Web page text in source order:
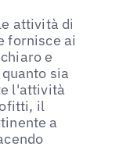
attività di
fornisce ai
e
sia
l'attività
il
a